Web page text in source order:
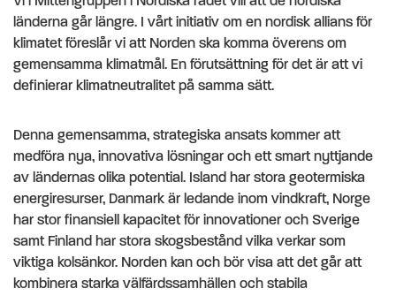
länderna går längre. I vårt initiativ om en nordisk allians för
klimatet föreslår vi att Norden ska komma överens om
gemensamma klimatmål. En förutsättning för det är att vi
definierar klimatneutralitet på samma sätt.
Denna gemensamma, strategiska ansats kommer att
medföra nya, innovativa lösningar och ett smart nyttjande
av ländernas olika potential. Island har stora geotermiska
energiresurser, Danmark är ledande inom vindkraft, Norge
har stor finansiell kapacitet för innovationer och Sverige
samt Finland har stora skogsbestånd vilka verkar som
viktiga kolsänkor. Norden kan och bör visa att det går att
kombinera starka välfärdssamhällen och stabila